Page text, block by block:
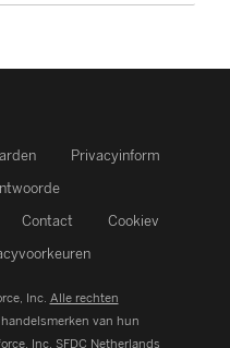
Privacyinform
Contact
Cookiev
Inc. Alle rechten
van hun
Inc. SFDC Netherlands